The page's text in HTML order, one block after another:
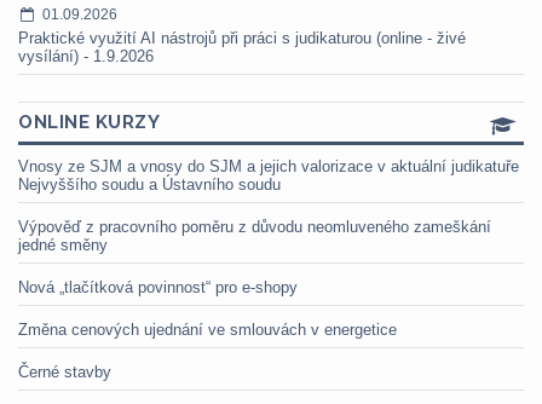
01.09.2026
Praktické využití AI nástrojů při práci s judikaturou (online - živé
vysílání) - 1.9.2026
ONLINE KURZY
Vnosy ze SJM a vnosy do SJM a jejich valorizace v aktuální judikatuře
Nejvyššího soudu a Ústavního soudu
Výpověď z pracovního poměru z důvodu neomluveného zameškání
jedné směny
Nová „tlačítková povinnost“ pro e-shopy
Změna cenových ujednání ve smlouvách v energetice
Černé stavby